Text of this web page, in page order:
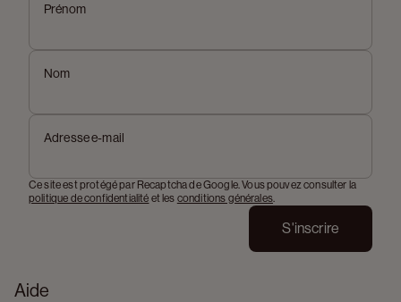
Aide
Prénom
Nom
Adresse e-mail
Ce site est protégé par Recaptcha de Google. Vous pouvez consulter la
politique de confidentialité et les conditions générales.
S'inscrire